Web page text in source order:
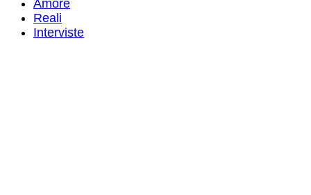
Amore
Reali
Interviste